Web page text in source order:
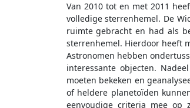
Van 2010 tot en met 2011
volledige sterrenhemel. De
ruimte gebracht en had als
sterrenhemel. Hierdoor heeft
Astronomen hebben
interessante objecten.
moeten bekeken en
of heldere planetoïden
eenvoudige criteria mee op